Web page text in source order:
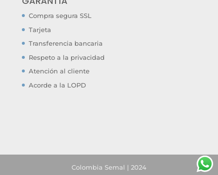
Compra segura SSL
Tarjeta
Transferencia bancaria
Respeto a la privacidad
Atención al cliente
Acorde a la LOPD
Colombia Semal | 2024